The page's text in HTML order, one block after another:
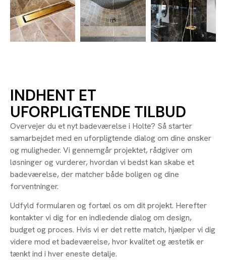
INDHENT ET
UFORPLIGTENDE TILBUD
Overvejer du et nyt badeværelse i Holte? Så starter
samarbejdet med en uforpligtende dialog om dine ønsker
og muligheder. Vi gennemgår projektet, rådgiver om
løsninger og vurderer, hvordan vi bedst kan skabe et
badeværelse, der matcher både boligen og dine
forventninger.
Udfyld formularen og fortæl os om dit projekt. Herefter
kontakter vi dig for en indledende dialog om design,
budget og proces. Hvis vi er det rette match, hjælper vi dig
videre mod et badeværelse, hvor kvalitet og æstetik er
tænkt ind i hver eneste detalje.